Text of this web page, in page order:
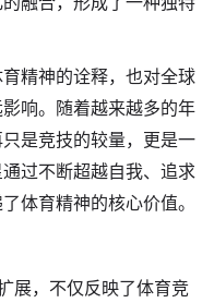
精神的诠释，也对全球
响。随着越来越多的年
是竞技的较量，更是一
过不断超越自我、追求
体育精神的核心价值。
展，不仅反映了体育竞